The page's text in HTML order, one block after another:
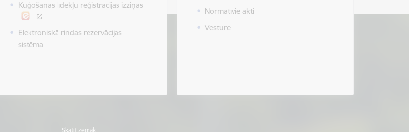
Kuģošanas līdekļu reģistrācijas izziņas
Elektroniskā rindas rezervācijas
sistēma
Normatīvie akti
Vēsture
Skatīt zemāk